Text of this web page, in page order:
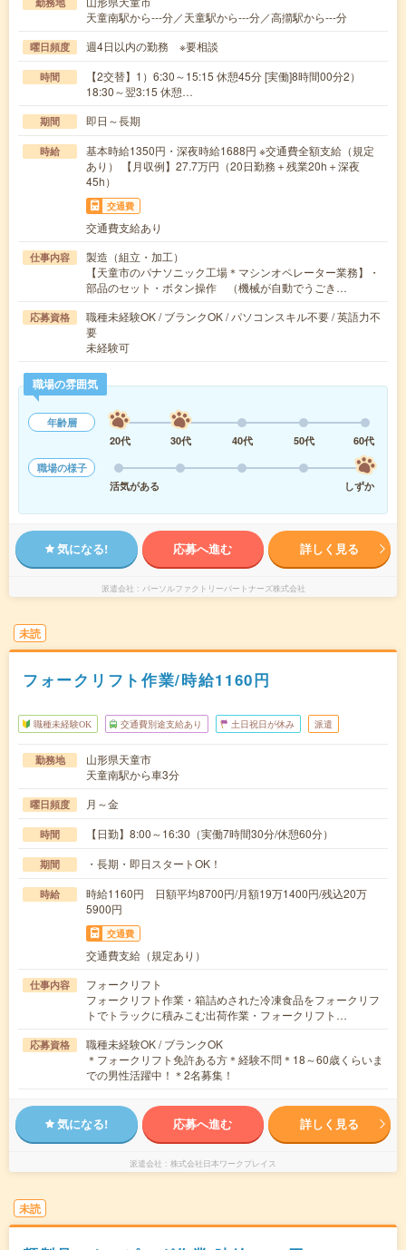
天童南駅から---分／天童駅から---分／高擶駅から---分
曜日頻度 週4日以内の勤務 ※要相談
時間
【2交替】1）6:30～15:15 休憩45分 [実働]8時間00分2）
18:30～翌3:15 休憩…
期間 即日～長期
時給
基本時給1350円・深夜時給1688円 ※交通費全額支給（規定
あり） 【月収例】27.7万円（20日勤務＋残業20h＋深夜
45h）
交通費
交通費支給あり
仕事内容
製造（組立・加工）
【天童市のパナソニック工場＊マシンオペレーター業務】・
部品のセット・ボタン操作 （機械が自動でうごき…
応募資格
職種未経験OK / ブランクOK / パソコンスキル不要 / 英語力不
要
未経験可
職場の雰囲気
年齢層
20代
30代 40代 50代
60代
職場の様子
活気がある
しずか
気になる! 応募へ進む 詳しく見る
派遣会社 パーソルファクトリーパートナーズ株式会社
未読
フォークリフト作業/時給1160円
職種未経験OK 交通費別途支給あり 土日祝日が休み 派遣
勤務地
山形県天童市
天童南駅から車3分
曜日頻度 月～金
時間 【日勤】8:00～16:30（実働7時間30分/休憩60分）
期間 ・長期・即日スタートOK！
時給
時給1160円 日額平均8700円/月額19万1400円/残込20万
5900円
交通費
交通費支給（規定あり）
仕事内容
フォークリフト
フォークリフト作業・箱詰めされた冷凍食品をフォークリフ
トでトラックに積みこむ出荷作業・フォークリフト…
応募資格
職種未経験OK / ブランクOK
＊フォークリフト免許ある方＊経験不問＊18～60歳くらいま
での男性活躍中！＊2名募集！
気になる! 応募へ進む 詳しく見る
派遣会社 株式会社日本ワークプレイス
未読